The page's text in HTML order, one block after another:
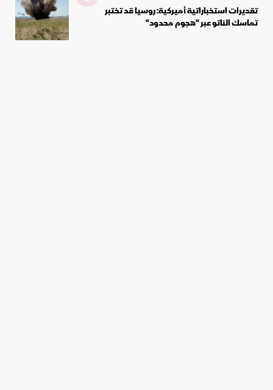
تقديرات استخباراتية أميركية: روسيا قد تختبر
تماسك الناتو عبر "هجوم محدود"